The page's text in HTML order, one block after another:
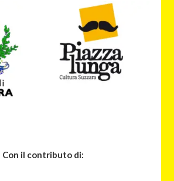
Con il contributo di: